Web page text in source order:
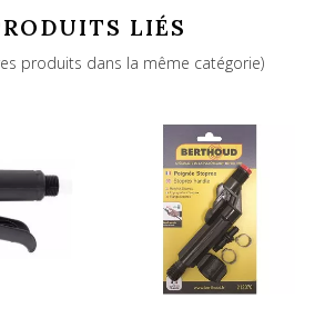
LIÉS
produits dans la même catégorie)